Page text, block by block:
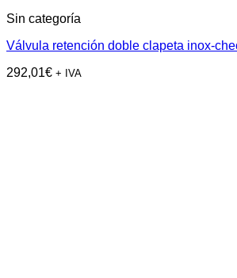
Sin categoría
Válvula retención doble clapeta inox-
292,01€ + IVA